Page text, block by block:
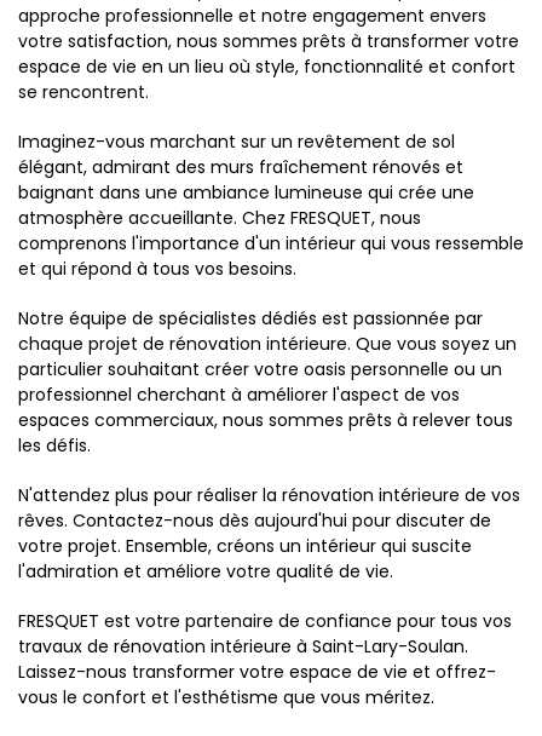
approche professionnelle et notre engagement envers
votre satisfaction, nous sommes prêts à transformer votre
espace de vie en un lieu où style, fonctionnalité et confort
se rencontrent.
Imaginez-vous marchant sur un revêtement de sol
élégant, admirant des murs fraîchement rénovés et
baignant dans une ambiance lumineuse qui crée une
atmosphère accueillante. Chez FRESQUET, nous
comprenons l'importance d'un intérieur qui vous ressemble
et qui répond à tous vos besoins.
Notre équipe de spécialistes dédiés est passionnée par
chaque projet de rénovation intérieure. Que vous soyez un
particulier souhaitant créer votre oasis personnelle ou un
professionnel cherchant à améliorer l'aspect de vos
espaces commerciaux, nous sommes prêts à relever tous
les défis.
N'attendez plus pour réaliser la rénovation intérieure de vos
rêves. Contactez-nous dès aujourd'hui pour discuter de
votre projet. Ensemble, créons un intérieur qui suscite
l'admiration et améliore votre qualité de vie.
FRESQUET est votre partenaire de confiance pour tous vos
travaux de rénovation intérieure à Saint-Lary-Soulan.
Laissez-nous transformer votre espace de vie et offrez-
vous le confort et l'esthétisme que vous méritez.